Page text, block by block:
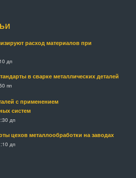
расход материалов при
дп
в сварке металлических деталей
пп
с применением
систем
дп
цехов металлообработки на заводах
дп